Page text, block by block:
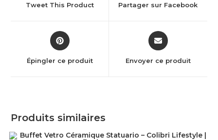
Tweet This Product Partager sur Facebook
Épingler ce produit Envoyer ce produit
Produits similaires